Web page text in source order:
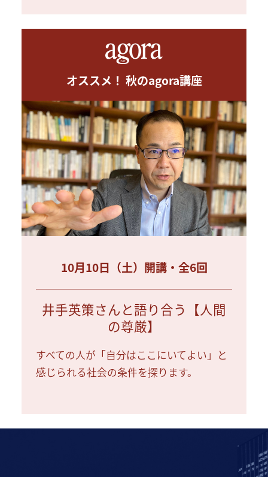
オススメ！ 秋のagora講座
10月10日（土）開講・全6回
井手英策さんと語り合う【人間
の尊厳】
すべての人が「自分はここにいてよい」と
感じられる社会の条件を探ります。